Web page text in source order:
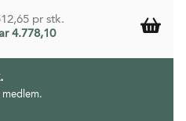
pr stk.
4.778,10